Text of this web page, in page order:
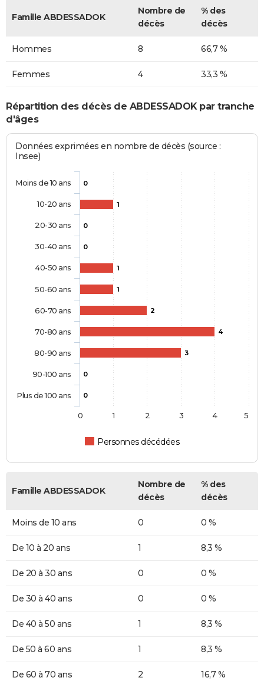
Famille ABDESSADOK
Nombre de
décès
% des
décès
Hommes 8 66,7 %
Femmes 4 33,3 %
Répartition des décès de ABDESSADOK par tranche
d'âges
Données exprimées en nombre de décès (source :
Insee)
0
1
0
0
1
1
2
4
3
0
0
Personnes décédées
Moins de 10 ans
10-20 ans
20-30 ans
30-40 ans
40-50 ans
50-60 ans
60-70 ans
70-80 ans
80-90 ans
90-100 ans
Plus de 100 ans
0 1 2 3 4 5
Famille ABDESSADOK
Nombre de
décès
% des
décès
Moins de 10 ans 0 0 %
De 10 à 20 ans 1 8,3 %
De 20 à 30 ans 0 0 %
De 30 à 40 ans 0 0 %
De 40 à 50 ans 1 8,3 %
De 50 à 60 ans 1 8,3 %
De 60 à 70 ans 2 16,7 %